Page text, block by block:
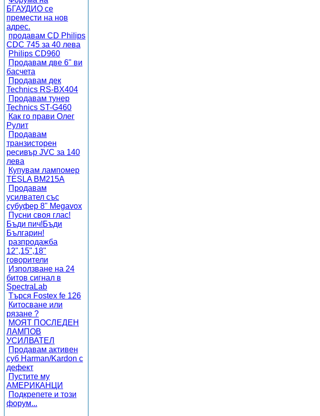
БГАУДИО се
премести на нов
адрес.
продавам CD Philips
CDC 745 за 40 лева
Philips CD960
Продавам две 6" ви
басчета
Продавам дек
Technics RS-BX404
Продавам тунер
Technics ST-G460
Как го прави Олег
Рулит
Продавам
транзисторен
ресивър JVC за 140
лева
Купувам лампомер
TESLA BM215A
Продавам
усилвател със
субуфер 8" Megavox
Пусни своя глас!
Бъди пич!Бъди
Българин!
разпродажба
12",15",18"
говорители
Използване на 24
битов сигнал в
SpectraLab
Търся Fostex fe 126
Китосване или
рязане ?
МОЯТ ПОСЛЕДЕН
ЛАМПОВ
УСИЛВАТЕЛ
Продавам активен
суб Harman/Kardon с
дефект
Пустите му
АМЕРИКАНЦИ
Подкрепете и този
форум...